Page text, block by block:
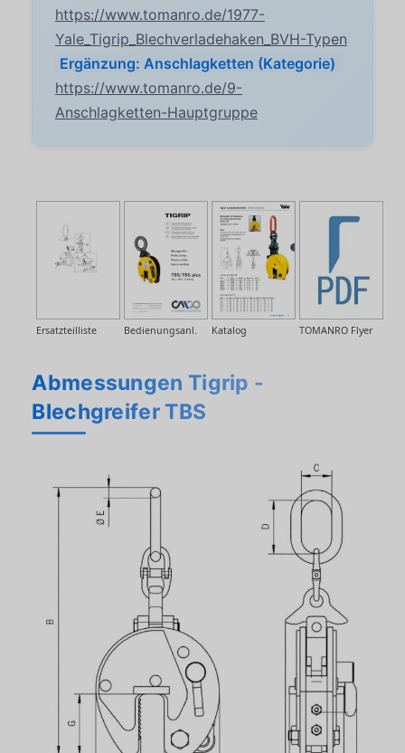
https://www.tomanro.de/1977-
Yale_Tigrip_Blechverladehaken_BVH-Typen
Ergänzung: Anschlagketten (Kategorie)
https://www.tomanro.de/9-
Anschlagketten-Hauptgruppe
TOMANRO Flyer
Katalog
Bedienungsanl.
Ersatzteilliste
Abmessungen Tigrip -
Blechgreifer TBS